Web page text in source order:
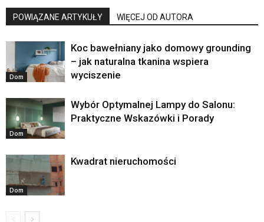
POWIĄZANE ARTYKUŁY WIĘCEJ OD AUTORA
Dom
Koc bawełniany jako domowy grounding
– jak naturalna tkanina wspiera
wyciszenie
Dom
Wybór Optymalnej Lampy do Salonu:
Praktyczne Wskazówki i Porady
Dom
Kwadrat nieruchomości